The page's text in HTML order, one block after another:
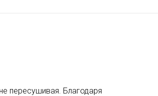
пересушивая. Благодаря